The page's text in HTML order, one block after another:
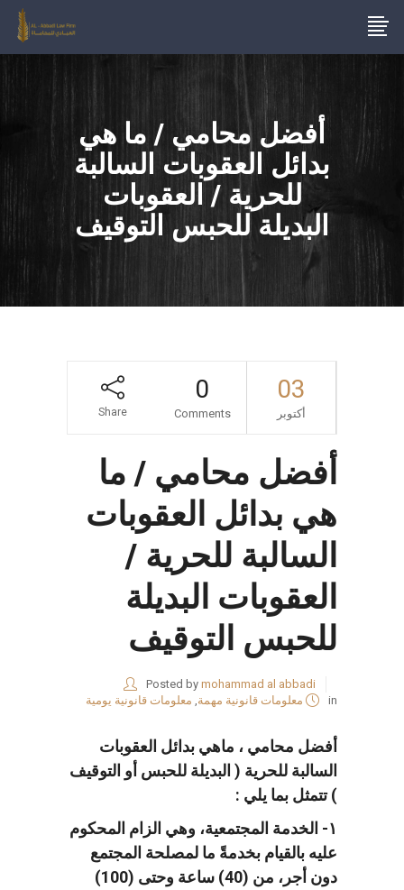
أفضل محامي / ما هي
بدائل العقوبات السالبة
للحرية / العقوبات
البديلة للحبس التوقيف
03
أكتوبر
0
Comments
Share
أفضل محامي / ما
هي بدائل العقوبات
السالبة للحرية /
العقوبات البديلة
للحبس التوقيف
Posted by mohammad al abbadi
in
معلومات قانونية مهمة, معلومات قانونية يومية
أفضل محامي ، ماهي بدائل العقوبات
السالبة للحرية ( البديلة للحبس أو التوقيف
) تتمثل بما يلي :
١- الخدمة المجتمعية، وهي الزام المحكوم
عليه بالقيام بخدمةً ما لمصلحة المجتمع
دون أجر، من (40) ساعة وحتى (100)